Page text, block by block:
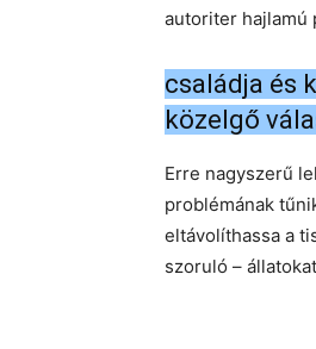
autoriter hajlamú
családja és
közelgő
Erre nagyszerű
problémának
eltávolíthassa a
szoruló –